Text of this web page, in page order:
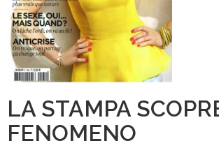
LA STAMPA
FENOMENO